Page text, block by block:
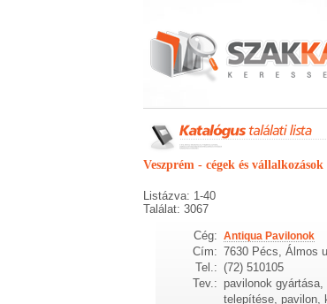
Veszprém - cégek és vállalkozások
Listázva: 1-40
Találat: 3067
Cég: Antiqua Pavilonok
Cím: 7630 Pécs, Álmos
Tel.: (72) 510105
Tev.: pavilonok
telepítése, pavilon,